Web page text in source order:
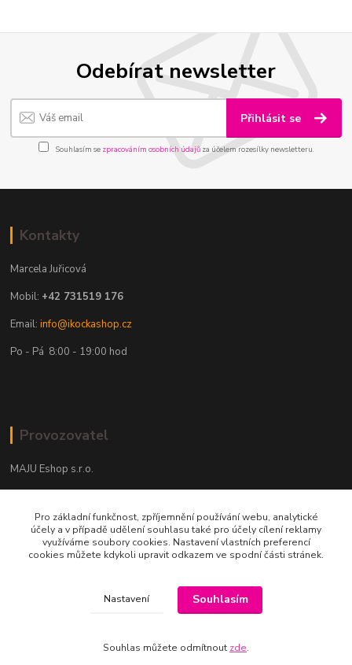
Odebírat newsletter
Přihlásit se
Souhlasím se zpracováním osobních údajůza účelem rozesílky newsletteru.
Kontakty
Marcela Juřicová
Mobil: +42 731519 176
Email:info@ikockashop.cz
Po - Pá 8:00 - 19:00 hod
Provozovatel
MAJU Eshop s.r.o.
702 00 Ostrava
IČ: 09674799
Pro základní funkčnost, zpříjemnění používání webu, analytické
účely a v případě udělení souhlasu také pro účely cílení reklamy
využíváme soubory cookies. Nastavení vlastních preferencí
cookies můžete kdykoli upravit odkazem ve spodní části stránek.
Nastavení Souhlasím
Souhlas můžete odmítnout zde.